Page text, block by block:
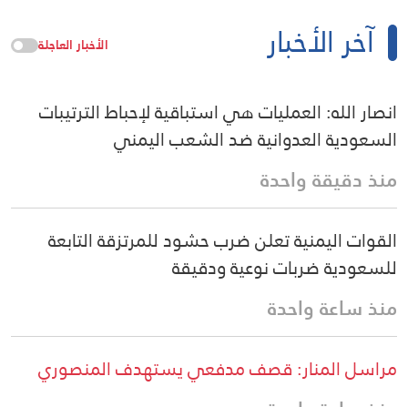
آخر الأخبار الأخبار العاجلة
انصار الله: العمليات هي استباقية لإحباط الترتيبات
السعودية العدوانية ضد الشعب اليمني
منذ دقيقة واحدة
القوات اليمنية تعلن ضرب حشود للمرتزقة التابعة
للسعودية ضربات نوعية ودقيقة
منذ ساعة واحدة
مراسل المنار: قصف مدفعي يستهدف المنصوري